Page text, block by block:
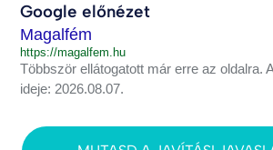
Google előnézet
Magalfém
https://magalfem.hu
Többször ellátogatott már erre az oldalra.
ideje: 2026.08.07.